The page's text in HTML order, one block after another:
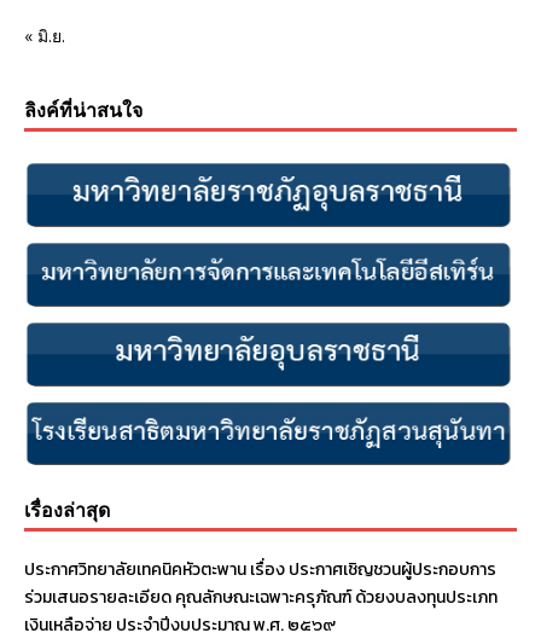
« มิ.ย.
ลิงค์ที่น่าสนใจ
เรื่องล่าสุด
ประกาศวิทยาลัยเทคนิคหัวตะพาน เรื่อง ประกาศเชิญชวนผู้ประกอบการ
ร่วมเสนอรายละเอียด คุณลักษณะเฉพาะครุภัณฑ์ ด้วยงบลงทุนประเภท
เงินเหลือจ่าย ประจําปีงบประมาณ พ.ศ. ๒๕๖๙